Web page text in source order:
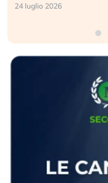
24 luglio 2026